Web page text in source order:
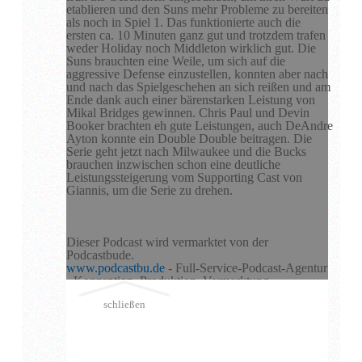
etablieren und den Suns mehr Probleme zu bereiten
als noch in Spiel 1. Das funktionierte auch die
ersten ca. 10 Minuten ganz gut und trotzdem trafen
weder Holiday noch Middleton wirklich gut. Die
Suns brauchten eine Weile, um sich auf die
aggressive Defense einzustellen, konnten aber nach
und nach das Spielgeschehen an sich reißen und am
Ende dank auch einer bärenstarken Leistung von
Mikal Bridges gewinnen. Chris Paul und Devin
Booker brachten eh gute Leistungen, auch DeAndre
Ayton konnte ein Double Double beitragen. Die
Serie geht jetzt nach Milwaukee und die Bucks
brauchen inzwischen schon eine deutliche
Leistungssteigerung vom Supporting Cast von
Giannis, um die Serie zu drehen.
Dieser Podcast wird vermarktet von der
Podcastbude.
www.podcastbu.de - Full-Service-Podcast-Agentur
- Konzeption, Produktion, Vermarktung,
schließen